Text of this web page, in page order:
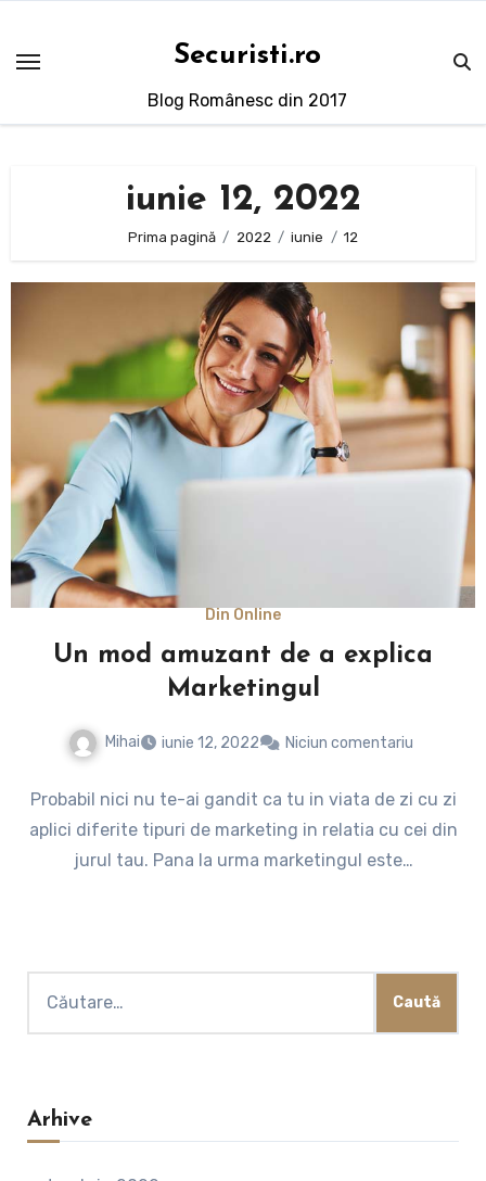
conținut
Securisti.ro
Blog Românesc din 2017
iunie 12, 2022
Prima pagină 2022 iunie 12
Din Online
Un mod amuzant de a explica
Marketingul
Mihai iunie 12, 2022 Niciun comentariu
Probabil nici nu te-ai gandit ca tu in viata de zi cu zi
aplici diferite tipuri de marketing in relatia cu cei din
jurul tau. Pana la urma marketingul este…
după:
Arhive